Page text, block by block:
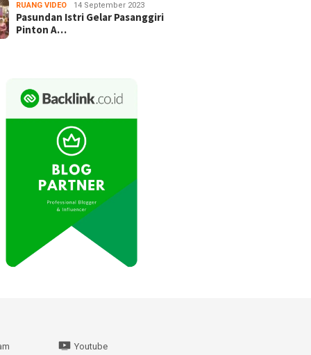
RUANG VIDEO 14 September 2023
Pasundan Istri Gelar Pasanggiri
Pinton A…
Youtube